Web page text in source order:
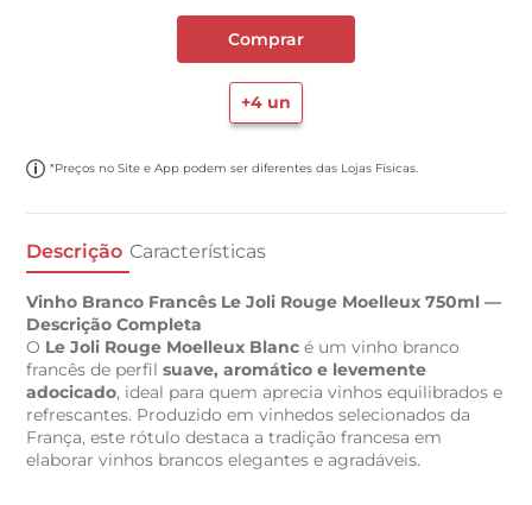
Comprar
+4 un
*Preços no Site e App podem ser diferentes das Lojas Físicas.
Descrição Características
Vinho Branco Francês Le Joli Rouge Moelleux 750ml —
Descrição Completa
O Le Joli Rouge Moelleux Blanc é um vinho branco
francês de perfilsuave, aromático e levemente
adocicado, ideal para quem aprecia vinhos equilibrados e
refrescantes. Produzido em vinhedos selecionados da
França, este rótulo destaca a tradição francesa em
elaborar vinhos brancos elegantes e agradáveis.